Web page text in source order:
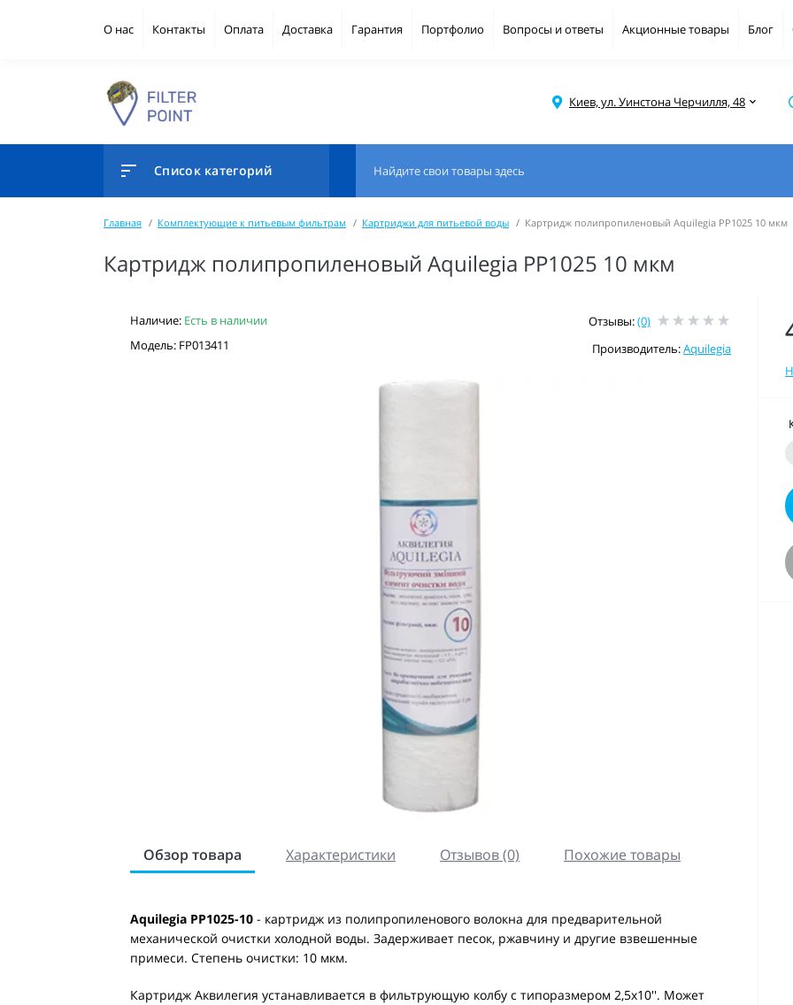
О нас Контакты Оплата Доставка Гарантия Портфолио Вопросы и ответы Акционные товары Блог
Киев, ул. Уинстона Черчилля, 48
Список категорий
Главная Комплектующие к питьевым фильтрам Картриджи для питьевой воды Картридж полипропиленовый Aquilegia PP1025 10 мкм
Картридж полипропиленовый Aquilegia PP1025 10 мкм
Наличие: Есть в наличии
Модель: FP013411
Отзывы:(0)
Производитель:Aquilegia
Обзор товара Характеристики Отзывов (0) Похожие товары
Aquilegia PP1025-10 - картридж из полипропиленового волокна для предварительной
механической очистки холодной воды. Задерживает песок, ржавчину и другие взвешенные
примеси. Степень очистки: 10 мкм.
Картридж Аквилегия устанавливается в фильтрующую колбу с типоразмером 2,5х10''. Может